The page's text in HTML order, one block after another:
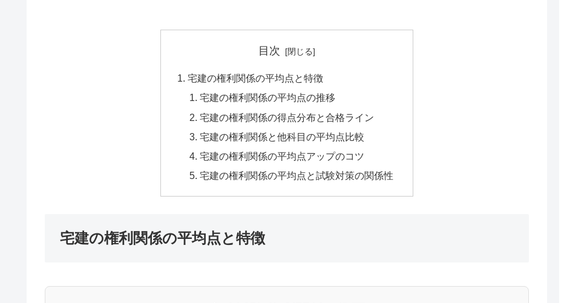
目次
宅建の権利関係の平均点と特徴
宅建の権利関係の平均点の推移
宅建の権利関係の得点分布と合格ライン
宅建の権利関係と他科目の平均点比較
宅建の権利関係の平均点アップのコツ
宅建の権利関係の平均点と試験対策の関係性
宅建の権利関係の平均点と特徴